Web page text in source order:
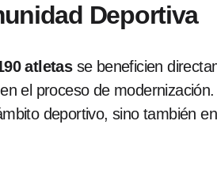
Deportiva
atletasse beneficien
el proceso de
deportivo, sino también